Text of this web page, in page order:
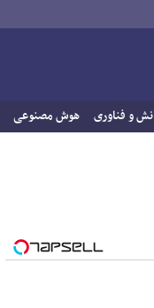
و فناوری هوش مصنوعی